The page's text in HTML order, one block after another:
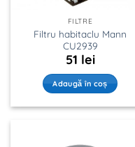
FILTRE
Filtru habitaclu Mann
CU2939
51 lei
Adaugă în coș